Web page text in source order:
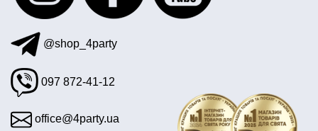
@shop_4party
097 872-41-12
office@4party.ua